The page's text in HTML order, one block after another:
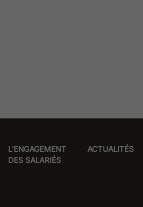
L'ENGAGEMENT
DES SALARIÉS
ACTUALITÉS